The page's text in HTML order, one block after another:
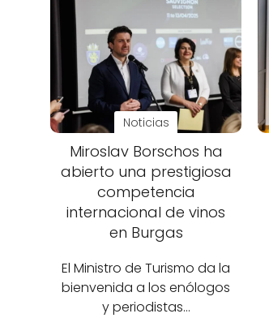
Noticias
Miroslav Borschos ha
abierto una prestigiosa
competencia
internacional de vinos
en Burgas
El Ministro de Turismo da la
bienvenida a los enólogos
y periodistas…